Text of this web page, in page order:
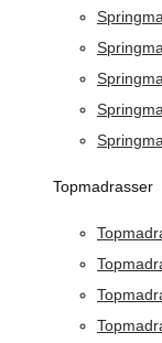
Topmadrasser